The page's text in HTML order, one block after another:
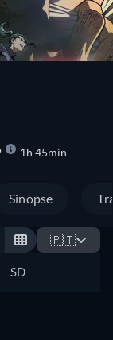
1h 45min
Sinopse
🇵🇹
SD